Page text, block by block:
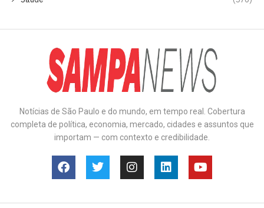
Notícias de São Paulo e do mundo, em tempo real. Cobertura
completa de política, economia, mercado, cidades e assuntos que
importam — com contexto e credibilidade.